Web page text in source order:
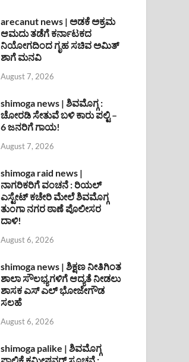
arecanut news | ಅಡಕೆ ಅಕ್ರಮ
ಆಮದು ತಡೆಗೆ ಕರ್ನಾಟಕದ
ನಿಯೋಗದಿಂದ ಗೃಹ ಸಚಿವ ಅಮಿತ್
ಶಾಗೆ ಮನವಿ
August 7, 2026
shimoga news | ಶಿವಮೊಗ್ಗ :
ಚೋರಡಿ ಸೇತುವೆ ಬಳಿ ಕಾರು ಪಲ್ಟಿ –
6 ಜನರಿಗೆ ಗಾಯ!
August 7, 2026
shimoga raid news |
ನಾಗರಿಕರಿಗೆ ವಂಚನೆ : ರಿಯಲ್
ಎಸ್ಟೇಟ್ ಕಚೇರಿ ಮೇಲೆ ಶಿವಮೊಗ್ಗ
ತುಂಗಾ ನಗರ ಠಾಣೆ ಪೊಲೀಸರ
ದಾಳಿ!
August 6, 2026
shimoga news | ಶಿಕ್ಷಣ ನೀತಿಗಿಂತ
ಶಾಲಾ ಸೌಲಭ್ಯಗಳಿಗೆ ಆದ್ಯತೆ ನೀಡಲು
ಶಾಸಕ ಎಸ್ ಎಲ್ ಭೋಜೇಗೌಡ
ಸಲಹೆ
August 6, 2026
shimoga palike | ಶಿವಮೊಗ್ಗ
ಪಾಲಿಕೆ ಕಮೀಷನರ್ ಸೂಚನೆ :